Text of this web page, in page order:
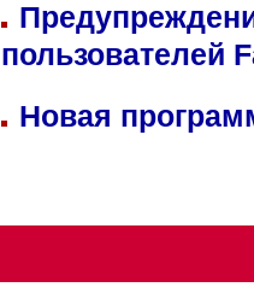
пользователей
Новая